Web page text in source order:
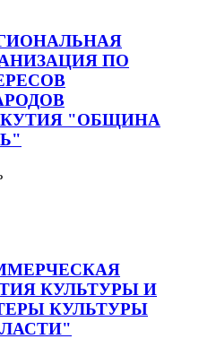
ПО
"ОБЩИНА
КУЛЬТУРЫ И
КУЛЬТУРЫ